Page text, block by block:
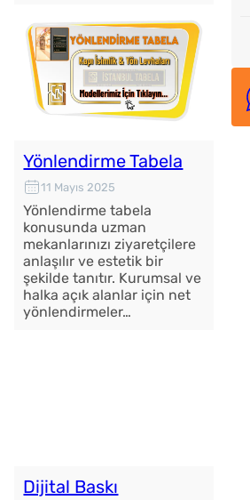
Yönlendirme Tabela
11 Mayıs 2025
Yönlendirme tabela
konusunda uzman
mekanlarınızı ziyaretçilere
anlaşılır ve estetik bir
şekilde tanıtır. Kurumsal ve
halka açık alanlar için net
yönlendirmeler…
Dijital Baskı